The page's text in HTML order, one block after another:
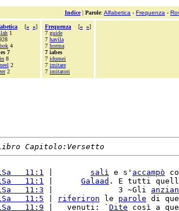
Indice| Parole: Alfabetica - Frequenza -
[« »]
1
4
7
8
2
2
Frequenza [« »]
7 guide
7 havila
7 horma
7 iabes
7 idumei
7 imitare
7 imitatori
Capitolo:Versetto
11:1 salì e s' accampò
11:1 Galaad . E tutti
11:3 |              3 ~Gli
11:5 riferiron le parole di
11:9 |   venuti: ` Dite così a